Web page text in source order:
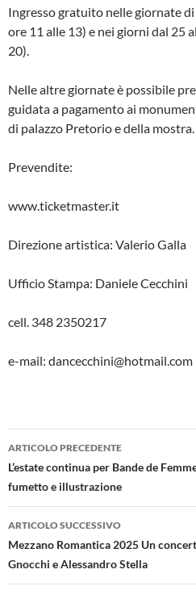
Ingresso gratuito nelle giornate
ore 11 alle 13) e nei giorni dal 25
20).
Nelle altre giornate è possibile
guidata a pagamento ai
di palazzo Pretorio e della mostra.
Prevendite:
www.ticketmaster.it
Direzione artistica: Valerio Galla
Ufficio Stampa: Daniele Cecchini
cell. 348 2350217
e-mail: dancecchini@hotmail.com
Navigazione
articolo
ARTICOLO PRECEDENTE
L’estate continua per Bande de
fumetto e illustrazione
ARTICOLO SUCCESSIVO
Mezzano Romantica 2025 Un
Gnocchi e Alessandro Stella